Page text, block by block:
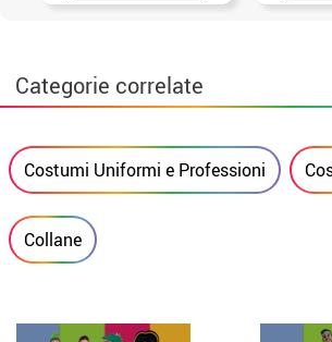
Categorie correlate
Costumi Uniformi e Professioni
Collane